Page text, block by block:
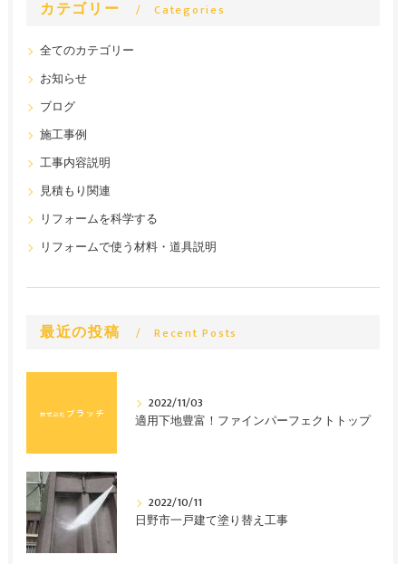
カテゴリー Categories
全てのカテゴリー
お知らせ
ブログ
施工事例
工事内容説明
見積もり関連
リフォームを科学する
リフォームで使う材料・道具説明
最近の投稿 Recent Posts
2022/11/03
適用下地豊富！ファインパーフェクトトップ
2022/10/11
日野市一戸建て塗り替え工事